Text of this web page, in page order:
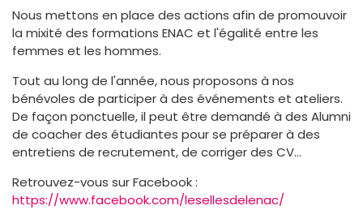
Nous mettons en place des actions afin de promouvoir
la mixité des formations ENAC et l'égalité entre les
femmes et les hommes.
Tout au long de l'année, nous proposons à nos
bénévoles de participer à des événements et ateliers.
De façon ponctuelle, il peut être demandé à des Alumni
de coacher des étudiantes pour se préparer à des
entretiens de recrutement, de corriger des CV...
Retrouvez-vous sur Facebook :
https://www.facebook.com/lesellesdelenac/